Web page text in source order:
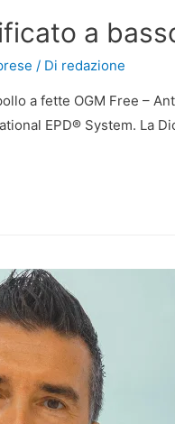
a
/ Di redazione
a fette OGM Free –
EPD® System. La